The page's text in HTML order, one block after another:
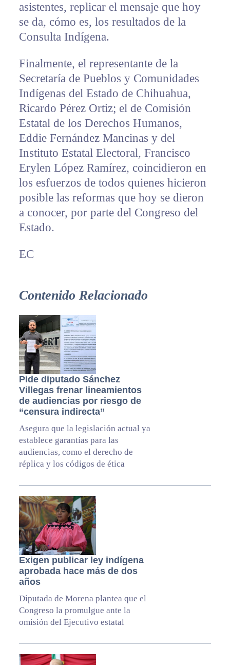
asistentes, replicar el mensaje que hoy
se da, cómo es, los resultados de la
Consulta Indígena.
Finalmente, el representante de la
Secretaría de Pueblos y Comunidades
Indígenas del Estado de Chihuahua,
Ricardo Pérez Ortiz; el de Comisión
Estatal de los Derechos Humanos,
Eddie Fernández Mancinas y del
Instituto Estatal Electoral, Francisco
Erylen López Ramírez, coincidieron en
los esfuerzos de todos quienes hicieron
posible las reformas que hoy se dieron
a conocer, por parte del Congreso del
Estado.
EC
Contenido Relacionado
Pide diputado Sánchez
Villegas frenar lineamientos
de audiencias por riesgo de
“censura indirecta”
Asegura que la legislación actual ya
establece garantías para las
audiencias, como el derecho de
réplica y los códigos de ética
Exigen publicar ley indígena
aprobada hace más de dos
años
Diputada de Morena plantea que el
Congreso la promulgue ante la
omisión del Ejecutivo estatal